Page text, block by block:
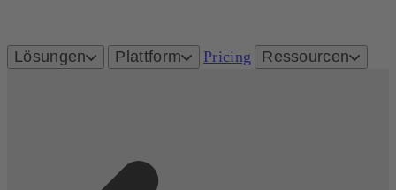
Lösungen Plattform Pricing Ressourcen